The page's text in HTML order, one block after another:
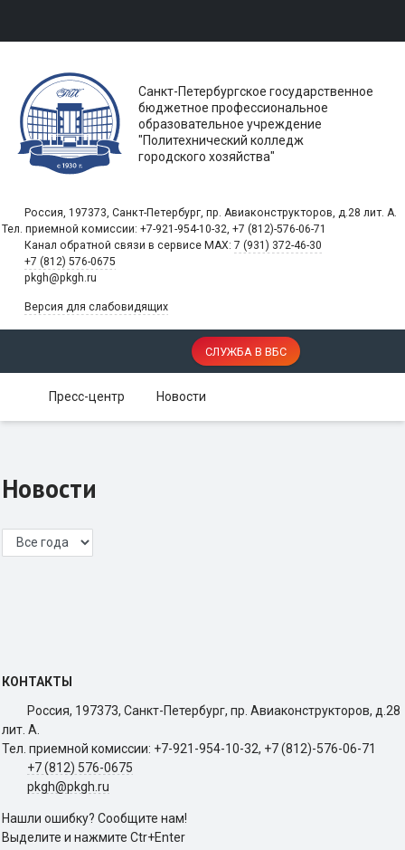
Санкт-Петербургское государственное
бюджетное профессиональное
образовательное учреждение
"Политехнический колледж
городского хозяйства"
Россия, 197373, Санкт-Петербург, пр. Авиаконструкторов, д.28 лит. A.
Тел. приемной комиссии: +7-921-954-10-32, +7 (812)-576-06-71
Канал обратной связи в сервисе MAX: 7 (931) 372-46-30
+7 (812) 576-0675
pkgh@pkgh.ru
Версия для слабовидящих
СЛУЖБА В ВБС
Пресс-центр Новости
Новости
КОНТАКТЫ
Россия, 197373, Санкт-Петербург, пр. Авиаконструкторов, д.28
лит. A.
Тел. приемной комиссии: +7-921-954-10-32, +7 (812)-576-06-71
+7 (812) 576-0675
pkgh@pkgh.ru
Нашли ошибку? Сообщите нам!
Выделите и нажмите Ctr+Enter